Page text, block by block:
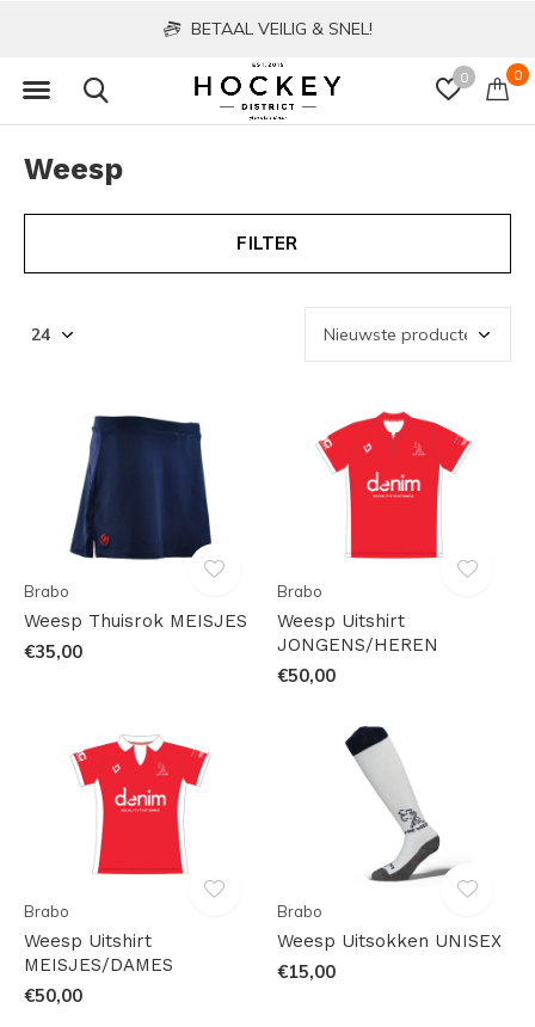
0 0
BETAAL VEILIG & SNEL!
Weesp
FILTER
Brabo
Weesp Thuisrok MEISJES
€35,00
Brabo
Weesp Uitshirt
JONGENS/HEREN
€50,00
Brabo
Weesp Uitshirt
MEISJES/DAMES
€50,00
Brabo
Weesp Uitsokken UNISEX
€15,00